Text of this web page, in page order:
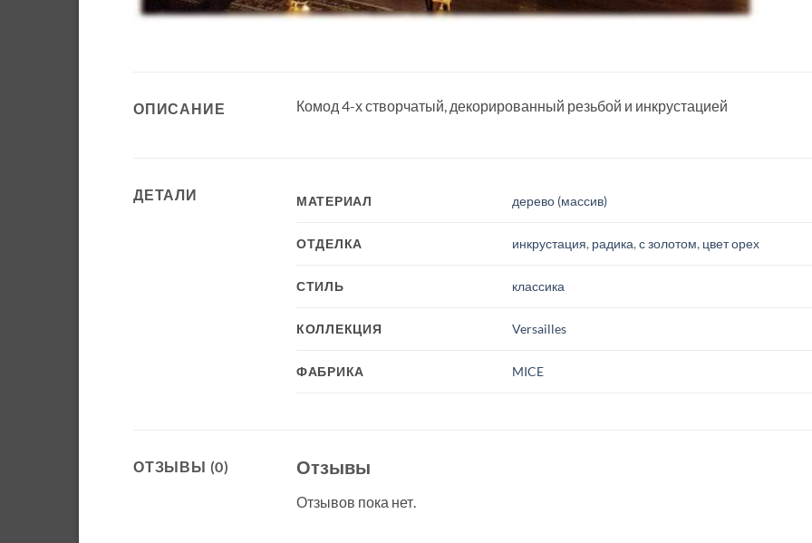
ОПИСАНИЕ Комод 4-х створчатый, декорированный резьбой и инкрустацией
ДЕТАЛИ МАТЕРИАЛ дерево (массив)
ОТДЕЛКА инкрустация, радика,с золотом, цвет орех
СТИЛЬ классика
КОЛЛЕКЦИЯ Versailles
ФАБРИКА MICE
ОТЗЫВЫ (0) Отзывы
Отзывов пока нет.